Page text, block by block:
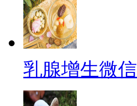
乳腺增生微